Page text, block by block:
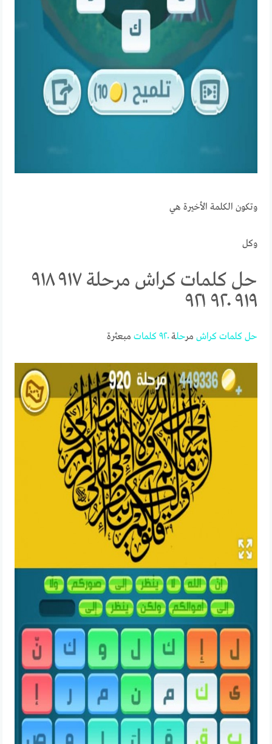
وتكون الكلمة الأخيرة هي
وكل
حل كلمات كراش مرحلة ٩١٧ ٩١٨
٩١٩ ٩٢٠ ٩٢١
حل كلمات كراش مرحلة٩٢٠ كلمات مبعثرة